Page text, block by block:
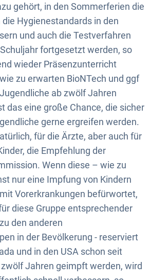
gehört, in den Sommerferien die
Hygienestandards in den
und auch die Testverfahren
fortgesetzt werden, so
wieder Präsenzunterricht
zu erwarten BioNTech und ggf
ab zwölf Jahren
das eine große Chance, die sicher
gerne ergreifen werden.
für die Ärzte, aber auch für
die Empfehlung der
Wenn diese – wie zu
nur eine Impfung von Kindern
Vorerkrankungen befürwortet,
diese Gruppe entsprechender
den anderen
in der Bevölkerung - reserviert
und in den USA schon seit
Jahren geimpft werden, wird